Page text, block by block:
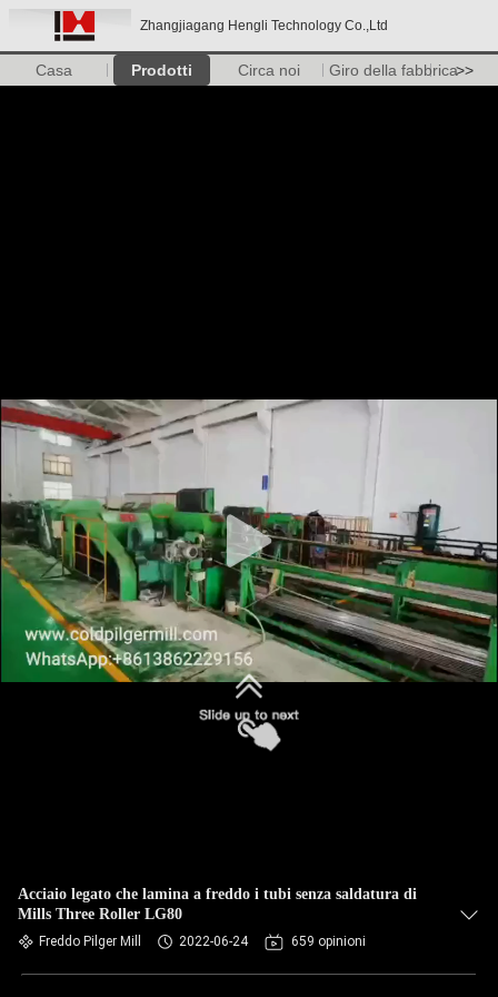
Zhangjiagang Hengli Technology Co.,Ltd
Casa Prodotti Circa noi Giro della fabbrica>>
Acciaio legato che lamina a freddo i tubi senza saldatura di
Mills Three Roller LG80
Freddo Pilger Mill 2022-06-24 659 opinioni